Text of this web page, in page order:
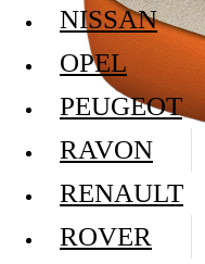
NISSAN
OPEL
PEUGEOT
RAVON
RENAULT
ROVER